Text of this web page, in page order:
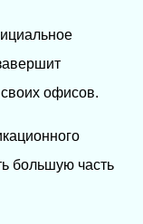
офисов.
большую часть